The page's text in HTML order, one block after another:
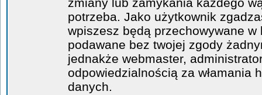
potrzeba. Jako użytkownik
wpiszesz będą przechowywane
podawane bez twojej zgody
jednakże webmaster,
odpowiedzialnością za włamania
danych.